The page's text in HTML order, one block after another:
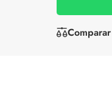
Comparar